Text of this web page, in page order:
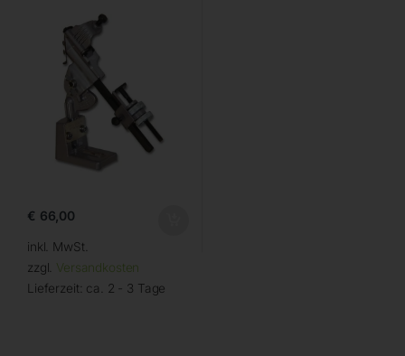
€ 66,00
inkl. MwSt.
zzgl. Versandkosten
Lieferzeit: ca. 2 - 3 Tage